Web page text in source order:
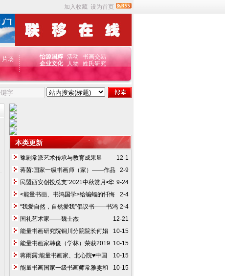
加入收藏 设为首页
片场
怡源国粹 活动 书画交易
企业文化
人物 姓氏研究
本类更新
12-1
豫剧常派艺术传承与教育成果显
著 孙玉菊数十载耕耘梨园留芳
2-9
蒋茵:国家一级书画师（家）——作品
欣赏
9-24
民盟西安创投总支“2021中秋赏月•华
胥音乐读书会”在华胥陵举办
2-4
<能量书画、书鸿国学>给蝙蝠的忏悔
文华胥文化祈福大使（韩武侠）
2-4
“我爱自然，自然爱我”倡议书——书鸿
文化韩武侠
12-21
国礼艺术家——魏士杰
10-15
能量书画研究院铜川分院院长何娟
妮荣获第五届铜川市道德模范
10-15
能量书画家韩俊（学林）荣获2019
中国优秀艺术家奖并创世界纪录，签约艺
术品大玩家平台
10-15
蒋雨露:能量书画家、北心院♥中国
能量书画研究院深圳分院执行院长，笔墨
10-15
能量书画国家一级书画师常雅雯和